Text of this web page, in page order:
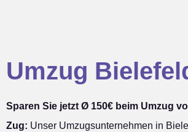
Umzug
Sparen Sie jetzt Ø 150€ beim Umzug
Zug: Unser Umzugsunternehmen in